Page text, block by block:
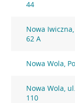
44
Nowa
62 A
Nowa Wola,
Nowa Wola,
110